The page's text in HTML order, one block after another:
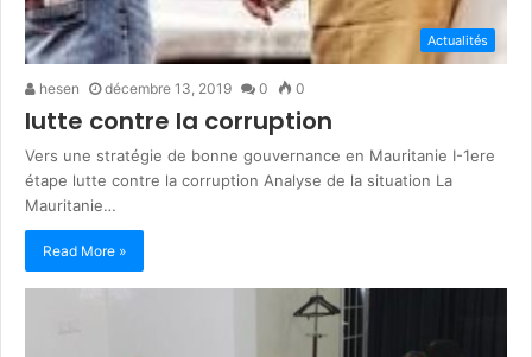
Actualités
hesen décembre 13, 2019 0 0
lutte contre la corruption
Vers une stratégie de bonne gouvernance en Mauritanie I-1ere
étape lutte contre la corruption Analyse de la situation La
Mauritanie…
Read More »